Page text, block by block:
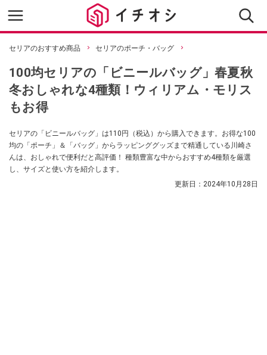
セリアのおすすめ商品 セリアのポーチ・バッグ
100均セリアの「ビニールバッグ」春夏秋
冬おしゃれな4種類！ウィリアム・モリス
もお得
セリアの「ビニールバッグ」は110円（税込）から購入できます。お得な100
均の「ポーチ」＆「バッグ」からラッピンググッズまで精通している川崎さ
んは、おしゃれで便利だと高評価！ 種類豊富な中からおすすめ4種類を厳選
し、サイズと使い方を紹介します。
更新日： 2024年10月28日